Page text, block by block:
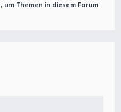
um Themen in diesem Forum